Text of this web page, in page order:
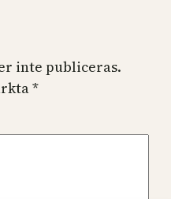
inte publiceras.
*